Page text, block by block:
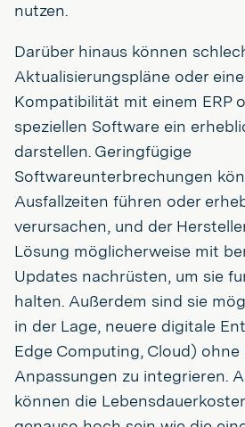
nutzen.
Darüber hinaus können
Aktualisierungspläne oder
Kompatibilität mit einem ERP
speziellen Software ein
darstellen. Geringfügige
Softwareunterbrechungen
Ausfallzeiten führen oder
verursachen, und der
Lösung möglicherweise mit
Updates nachrüsten, um sie
halten. Außerdem sind sie
in der Lage, neuere digitale
Edge Computing, Cloud)
Anpassungen zu integrieren.
können die